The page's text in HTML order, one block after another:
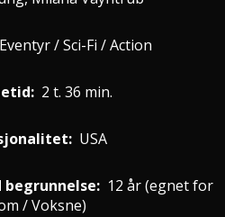
Eventyr / Sci-Fi / Action
2 t. 36 min.
USA
begrunnelse: 12 år(egnet for
/ Voksne)